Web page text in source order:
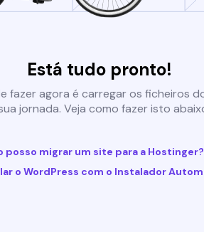
Está tudo pronto!
fazer agora é carregar os ficheiros
jornada. Veja como fazer isto
posso migrar um site para a Hostinger?
o WordPress com o Instalador